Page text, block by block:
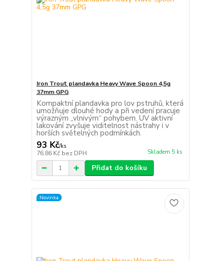
Iron Trout plandavka Heavy Wave Spoon 4,5g
37mm GPG
Kompaktní plandavka pro lov pstruhů, která
umožňuje dlouhé hody a při vedení pracuje
výrazným „vlnivým“ pohybem. UV aktivní
lakování zvyšuje viditelnost nástrahy i v
horších světelných podmínkách.
93 Kč/ks
76,86 Kč bez DPH Skladem 5 ks
Přidat do košíku
Novinka